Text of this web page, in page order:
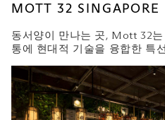
MOTT 32 SINGAPORE
동서양이 만나는 곳, Mott 32는
통에 현대적 기술을 융합한 특